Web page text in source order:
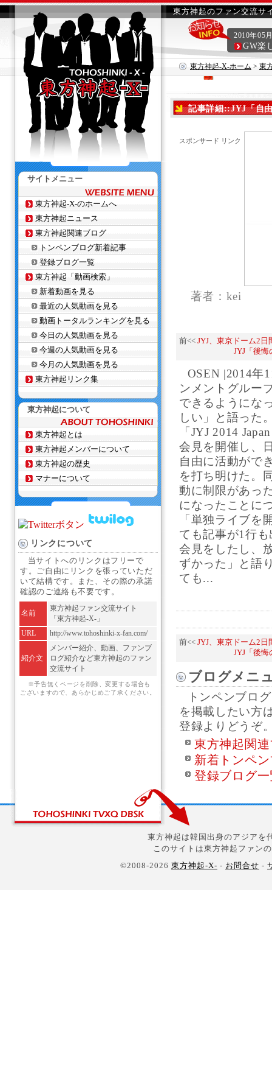
東方神起のファン交流サ
東方神起-X-ホーム > 東
嬉しい」
2010年05
GW楽
記事詳細::JYJ「自
スポンサード リンク
著者：kei
前<< JYJ、東京ドーム2日
JYJ「後
OSEN |2014年
ンメントグルー
できるようにな
しい」と語った
「JYJ 2014
会見を開催し、
自由に活動がで
を打ち明けた。
動に制限があっ
になったことに
「単独ライブを
ても記事が1行
会見をしたし、
ずかった」と語
ても...
前<< JYJ、東京ドーム2日
JYJ「後
ブログメニ
トンペンブロ
を掲載したい方
登録よりどうぞ
東方神起関
新着トンペ
登録ブログ
サイトメニュー
東方神起-X-のホームへ
東方神起ニュース
東方神起関連ブログ
トンペンブログ新着記事
登録ブログ一覧
東方神起「動画検索」
新着動画を見る
最近の人気動画を見る
動画トータルランキングを見る
今日の人気動画を見る
今週の人気動画を見る
今月の人気動画を見る
東方神起リンク集
東方神起について
東方神起とは
東方神起メンバーについて
東方神起の歴史
マナーについて
リンクについて
当サイトへのリンクはフリーで
す。ご自由にリンクを張っていただ
いて結構です。また、その際の承諾
確認のご連絡も不要です。
名前
東方神起ファン交流サイト
「東方神起-X-」
URL
http://www.tohoshinki-x-fan.com/
紹介文
メンバー紹介、動画、ファンブ
ログ紹介など東方神起のファン
交流サイト
※予告無くページを削除、変更する場合も
ございますので、あらかじめご了承ください。
東方神起は韓国出身のアジアを
このサイトは東方神起ファン
©2008-2026 東方神起-X- - お問合せ -